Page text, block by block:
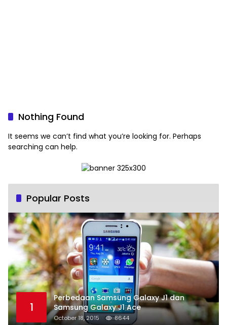
Nothing Found
It seems we can’t find what you’re looking for. Perhaps
searching can help.
Popular Posts
1
Perbedaan Samsung Galaxy J1 dan
Samsung Galaxy J1 Ace
October 18, 2015 8644